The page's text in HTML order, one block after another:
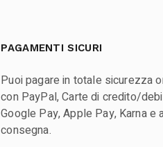
PAGAMENTI SICURI
Puoi pagare in totale sicurezza
con PayPal, Carte di credito/
Google Pay, Apple Pay, Karna e
consegna.